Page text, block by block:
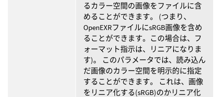
るカラー空間の画像をファイルに含
めることができます。 (つまり、
OpenEXRファイルにsRGB画像を含め
ることができます。この場合は、フ
ォーマット指示は、リニアになりま
す)。 このパラメータでは、読み込ん
だ画像のカラー空間を明示的に指定
することができます。 これは、画像
をリニア化する(sRGB)のかリニア化